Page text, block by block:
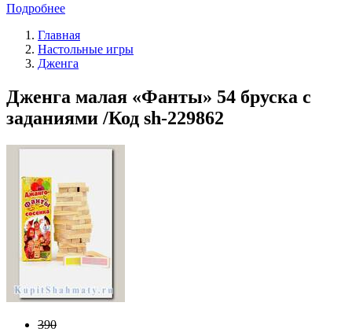
Подробнее
Главная
Настольные игры
Дженга
Дженга малая «Фанты» 54 бруска с
заданиями /Код sh-229862
390